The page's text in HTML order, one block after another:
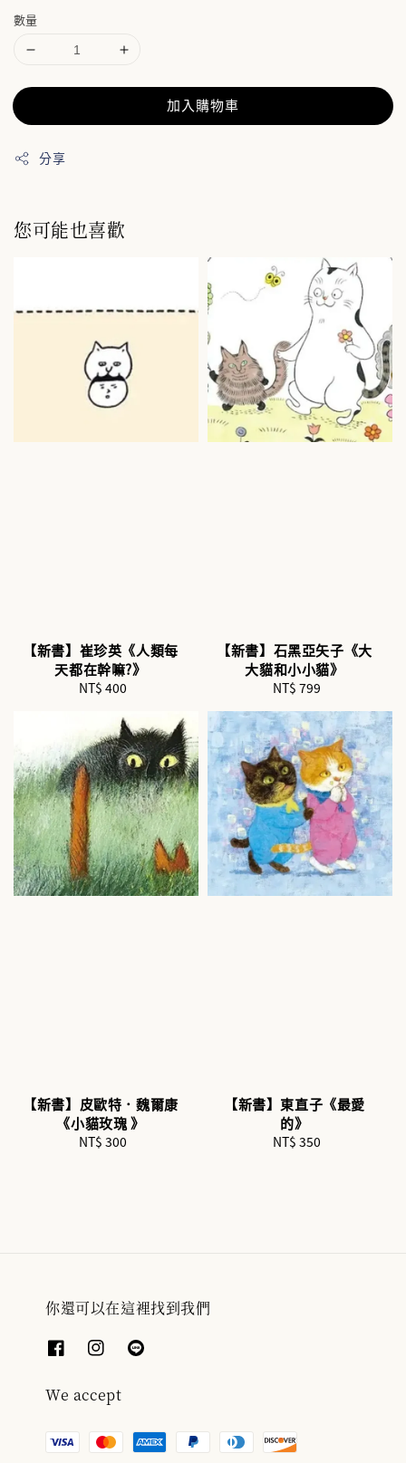
數量
加入購物車
分享
您可能也喜歡
【新書】崔珍英《人類每
天都在幹嘛?》
Regular
NT$ 400
【新書】石黑亞矢子《大
大貓和小小貓》
Regular
NT$ 799
【新書】皮歐特．魏爾康
《小貓玫瑰 》
Regular
NT$ 300
【新書】東直子《最愛
的》
Regular
NT$ 350
你還可以在這裡找到我們
We accept